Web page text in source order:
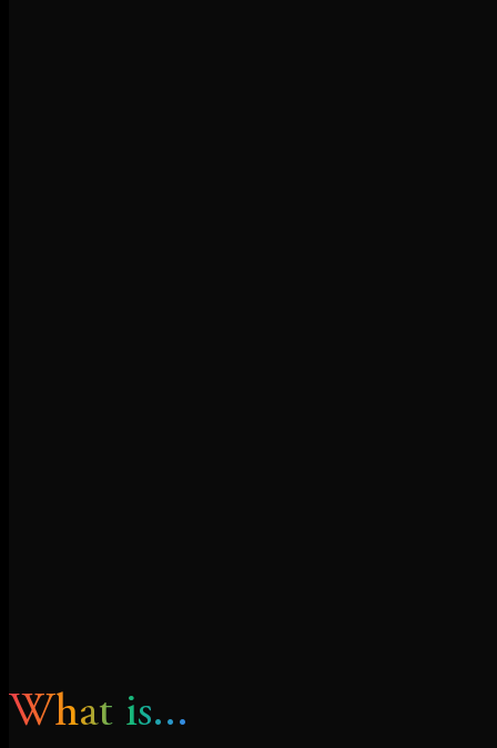
What is...